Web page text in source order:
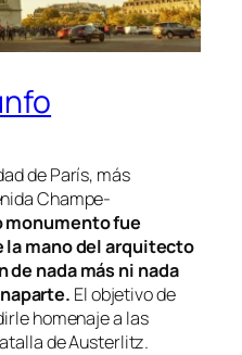
de París, más
Champe-
fue
la mano del arquitecto
de nada más ni nada
El objetivo de
homenaje a las
de Austerlitz.